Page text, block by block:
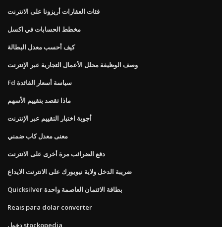
فئات العقارات أريزونا على الانترنت
مخطط الحسابات في اكسل
كيف أحسب معدل البطالة
وصف الوظيفة محلل الأعمال التجارية عبر الإنترنت
Fd سياسة أسعار الفائدة
ماذا تقصد بتقييم الأسهم
أجوبة اختبار التقييم عبر الإنترنت
معنى معدل كاب ضمني
دفع الضرائب مرة أخرى على الانترنت
ضريبة الدخل ولاية نيويورك على الانترنت الايداع
Quicksilver بطاقة الائتمان العاصمة واحدة
Reais para dolar converter
دخول stockopedia